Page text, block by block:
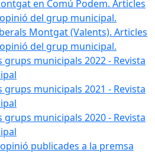
en Comú Podem. Articles
del grup municipal.
Montgat (Valents). Articles
del grup municipal.
grups municipals 2022 - Revista
grups municipals 2021 - Revista
grups municipals 2020 - Revista
publicades a la premsa